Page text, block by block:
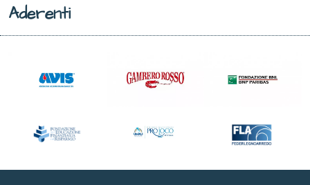
Aderenti